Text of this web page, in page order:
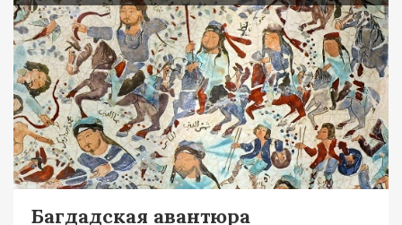
Багдадская авантюра